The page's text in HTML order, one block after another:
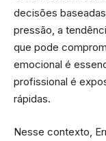
decisões
pressão, a
que pode
emocional é
profissional é
rápidas.
Nesse contexto,